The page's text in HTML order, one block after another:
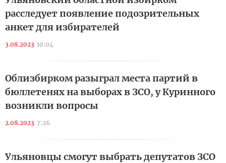
расследует появление подозрительных
анкет для избирателей
3.08.2023 10:04
Облизбирком разыграл места партий в
бюллетенях на выборах в ЗСО, у Куринного
возникли вопросы
2.08.2023 7:26
Ульяновцы смогут выбрать депутатов ЗСО